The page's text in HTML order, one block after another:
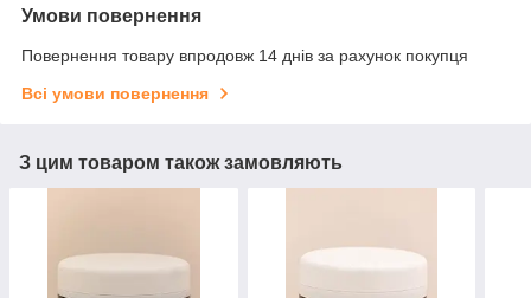
Умови повернення
Повернення товару впродовж 14 днів за рахунок покупця
Всі умови повернення
З цим товаром також замовляють